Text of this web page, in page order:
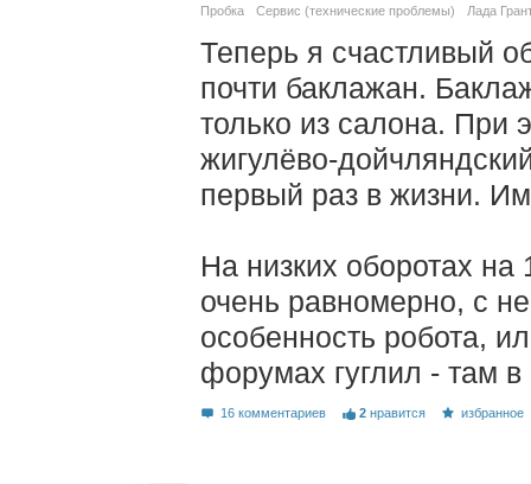
Пробка Сервис (технические проблемы) Лада
Теперь я счастливый
почти баклажан.
только из салона. При
жигулёво-
первый раз в жизни.
На низких оборотах
очень равномерно, с
особенность робота,
форумах гуглил - там
16 комментариев 2 нравится избранное